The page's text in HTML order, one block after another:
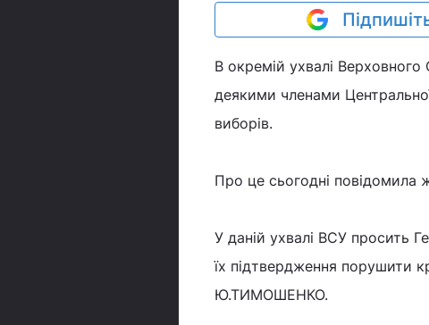
В окремій ухвалі Верховного
деякими членами
виборів.
Про це сьогодні
У даній ухвалі ВСУ просить
їх підтвердження порушити
Ю.ТИМОШЕНКО.